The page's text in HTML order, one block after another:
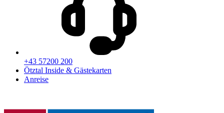
+43 57200 200
Ötztal Inside & Gästekarten
Anreise